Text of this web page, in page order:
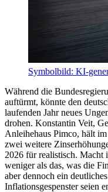
Symbolbild: KI-
Während die
auftürmt, könnte den
laufenden Jahr neues
drohen. Konstantin Veit,
Anleihehaus Pimco, hält
zwei weitere
2026 für realistisch. Macht
weniger als das, was die
aber dennoch ein
Inflationsgespenster seien